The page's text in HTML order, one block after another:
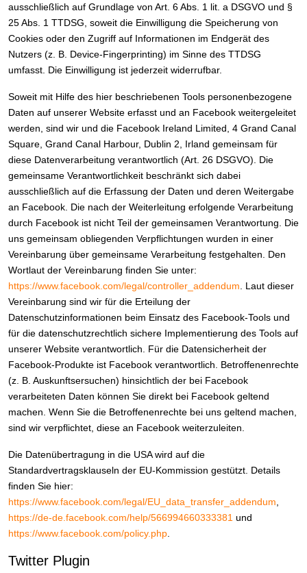
ausschließlich auf Grundlage von Art. 6 Abs. 1 lit. a DSGVO und §
25 Abs. 1 TTDSG, soweit die Einwilligung die Speicherung von
Cookies oder den Zugriff auf Informationen im Endgerät des
Nutzers (z. B. Device-Fingerprinting) im Sinne des TTDSG
umfasst. Die Einwilligung ist jederzeit widerrufbar.
Soweit mit Hilfe des hier beschriebenen Tools personenbezogene
Daten auf unserer Website erfasst und an Facebook weitergeleitet
werden, sind wir und die Facebook Ireland Limited, 4 Grand Canal
Square, Grand Canal Harbour, Dublin 2, Irland gemeinsam für
diese Datenverarbeitung verantwortlich (Art. 26 DSGVO). Die
gemeinsame Verantwortlichkeit beschränkt sich dabei
ausschließlich auf die Erfassung der Daten und deren Weitergabe
an Facebook. Die nach der Weiterleitung erfolgende Verarbeitung
durch Facebook ist nicht Teil der gemeinsamen Verantwortung. Die
uns gemeinsam obliegenden Verpflichtungen wurden in einer
Vereinbarung über gemeinsame Verarbeitung festgehalten. Den
Wortlaut der Vereinbarung finden Sie unter:
https://www.facebook.com/legal/controller_addendum . Laut dieser
Vereinbarung sind wir für die Erteilung der
Datenschutzinformationen beim Einsatz des Facebook-Tools und
für die datenschutzrechtlich sichere Implementierung des Tools auf
unserer Website verantwortlich. Für die Datensicherheit der
Facebook-Produkte ist Facebook verantwortlich. Betroffenenrechte
(z. B. Auskunftsersuchen) hinsichtlich der bei Facebook
verarbeiteten Daten können Sie direkt bei Facebook geltend
machen. Wenn Sie die Betroffenenrechte bei uns geltend machen,
sind wir verpflichtet, diese an Facebook weiterzuleiten.
Die Datenübertragung in die USA wird auf die
Standardvertragsklauseln der EU-Kommission gestützt. Details
finden Sie hier:
https://www.facebook.com/legal/EU_data_transfer_addendum
https://de-de.facebook.com/help/566994660333381 und
https://www.facebook.com/policy.php
Twitter Plugin